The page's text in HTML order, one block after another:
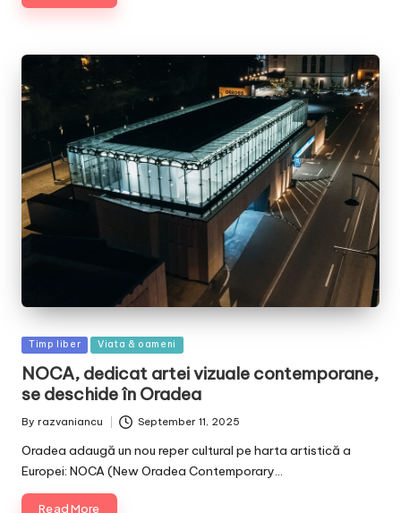
Posted
Timp liber Viata & oameni
NOCA, dedicat artei vizuale contemporane,
se deschide în Oradea
Posted
By razvaniancu September 11, 2025
Oradea adaugă un nou reper cultural pe harta artistică a
Europei: NOCA (New Oradea Contemporary…
Read More